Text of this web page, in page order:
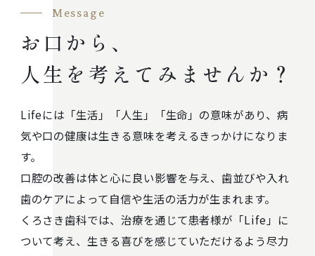
Message
お口から、
人生を考えてみませんか？
Lifeには「生活」「人生」「生命」の意味があり、病
気や口の健康は生きる意味を考えるきっかけになりま
す。
口腔の改善は体と心に良い影響を与え、歯並びや入れ
歯のケアによって自信や生活の活力が生まれます。
くろさき歯科では、治療を通じて患者様が「Life」に
ついて考え、生きる喜びを感じていただけるよう尽力